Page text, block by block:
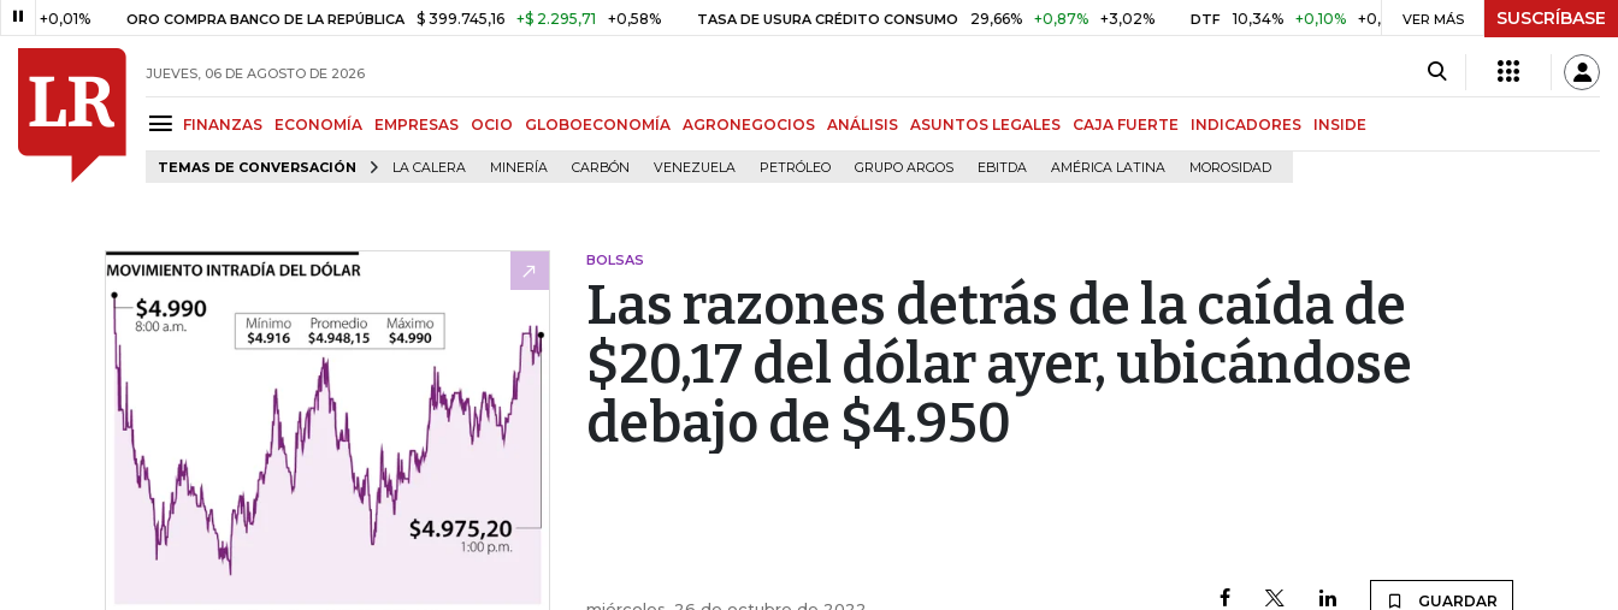
ORO COMPRA BANCO DE LA REPÚBLICA $ 399.745,16 +$ 2.295,71 +0,58% TASA DE USURA CRÉDITO CONSUMO 29,66% +0,87% +3,02% DTF 10,34% +0,10% +0,98% UVR $ 416,86 +$ 0,05 +0,01%
VER MÁS SUSCRÍBASE
JUEVES, 06 DE AGOSTO DE 2026
FINANZAS ECONOMÍA EMPRESAS OCIO GLOBOECONOMÍA AGRONEGOCIOS ANÁLISIS ASUNTOS LEGALES CAJA FUERTE INDICADORES INSIDE
TEMAS DE CONVERSACIÓN LA CALERA MINERÍA CARBÓN VENEZUELA PETRÓLEO GRUPO ARGOS EBITDA AMÉRICA LATINA MOROSIDAD
BOLSAS
Las razones detrás de la caída de
$20,17 del dólar ayer, ubicándose
debajo de $4.950
GUARDAR